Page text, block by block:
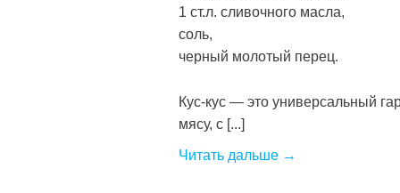
1 ст.л. сливочного масла,
соль,
черный молотый перец.
Кус-кус — это универсальный
мясу, с [...]
Читать дальше →